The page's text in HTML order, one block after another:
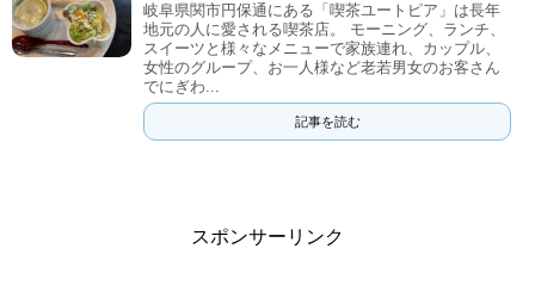
岐阜県関市円保通にある「喫茶ユートピア」は長年
地元の人に愛される喫茶店。 モーニング、ランチ、
スイーツと様々なメニューで家族連れ、カップル、
女性のグループ、お一人様など老若男女のお客さん
でにぎわ...
記事を読む
スポンサーリンク